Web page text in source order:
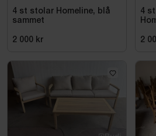
4 st stolar Homeline, blå
sammet
2 000 kr
4
2